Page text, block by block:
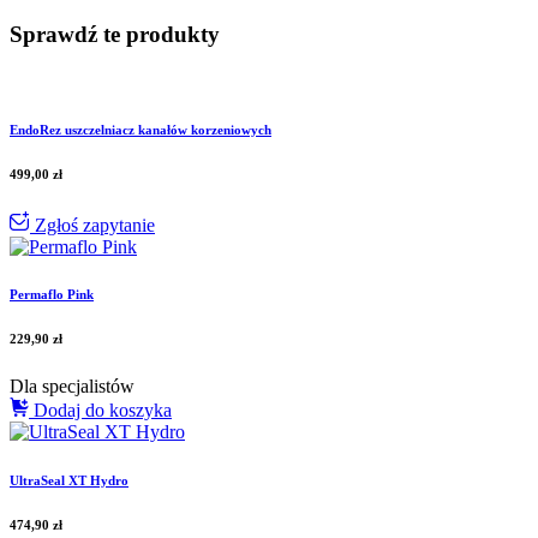
Sprawdź te produkty
EndoRez uszczelniacz kanałów korzeniowych
499,00 zł
Zgłoś zapytanie
Permaflo Pink
229,90 zł
Dla specjalistów
Dodaj do koszyka
UltraSeal XT Hydro
474,90 zł